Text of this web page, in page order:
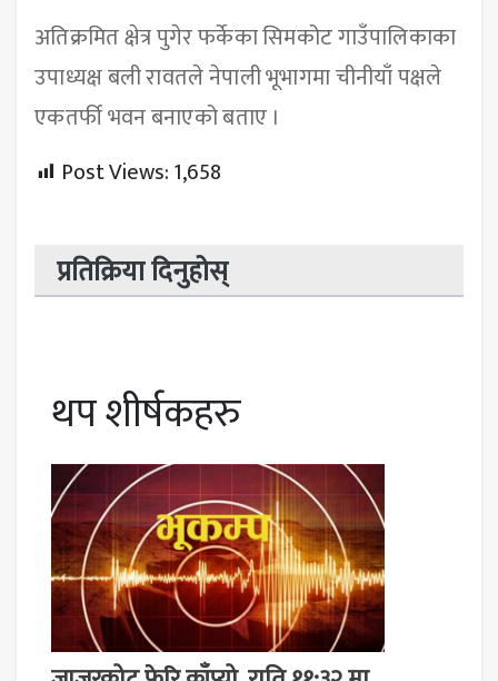
अतिक्रमित क्षेत्र पुगेर फर्केका सिमकोट गाउँपालिकाका
उपाध्यक्ष बली रावतले नेपाली भूभागमा चीनीयाँ पक्षले
एकतर्फी भवन बनाएको बताए ।
Post Views:1,658
प्रतिक्रिया दिनुहोस्
थप शीर्षकहरु